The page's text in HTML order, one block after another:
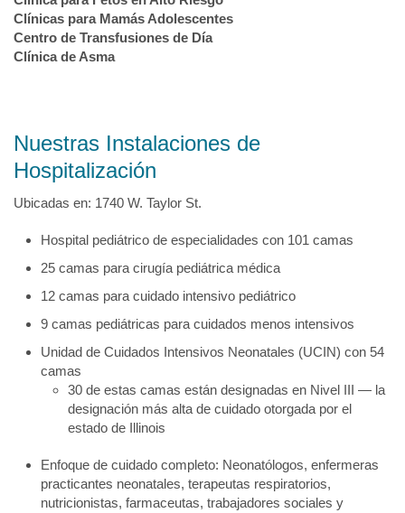
Clínicas para Mamás Adolescentes
Centro de Transfusiones de Día
Clínica de Asma
Nuestras Instalaciones de
Hospitalización
Ubicadas en: 1740 W. Taylor St.
Hospital pediátrico de especialidades con 101 camas
25 camas para cirugía pediátrica médica
12 camas para cuidado intensivo pediátrico
9 camas pediátricas para cuidados menos intensivos
Unidad de Cuidados Intensivos Neonatales (UCIN) con 54
camas
30 de estas camas están designadas en Nivel III — la
designación más alta de cuidado otorgada por el
estado de Illinois
Enfoque de cuidado completo: Neonatólogos, enfermeras
practicantes neonatales, terapeutas respiratorios,
nutricionistas, farmaceutas, trabajadores sociales y